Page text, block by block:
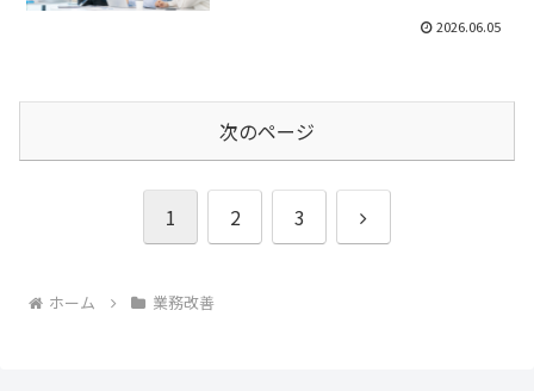
2026.06.05
次のページ
1 2 3
次
ホーム 業務改善